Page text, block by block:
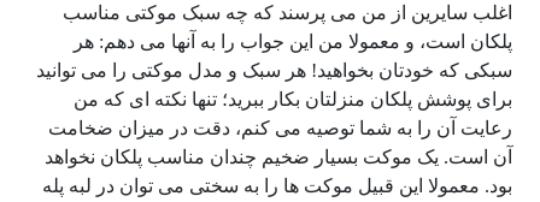
اغلب سایرین از من می پرسند که چه سبک موکتی مناسب
پلکان است، و معمولا من این جواب را به آنها می دهم: هر
سبکی که خودتان بخواهید! هر سبک و مدل موکتی را می توانید
برای پوشش پلکان منزلتان بکار ببرید؛ تنها نکته ای که من
رعایت آن را به شما توصیه می کنم، دقت در میزان ضخامت
آن است. یک موکت بسیار ضخیم چندان مناسب پلکان نخواهد
بود. معمولا این قبیل موکت ها را به سختی می توان در لبه پله